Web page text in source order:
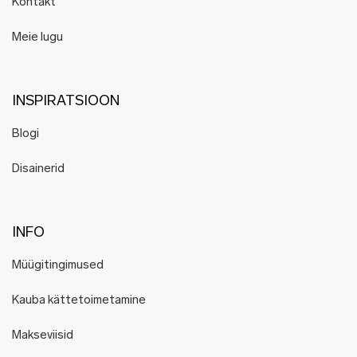
Kontakt
Meie lugu
INSPIRATSIOON
Blogi
Disainerid
INFO
Müügitingimused
Kauba kättetoimetamine
Makseviisid